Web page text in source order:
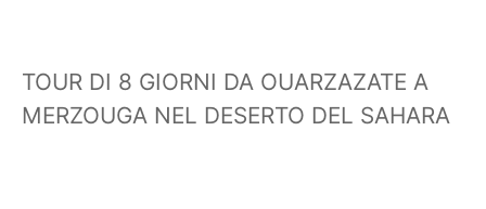
TOUR DI 8 GIORNI DA OUARZAZATE A
MERZOUGA NEL DESERTO DEL SAHARA